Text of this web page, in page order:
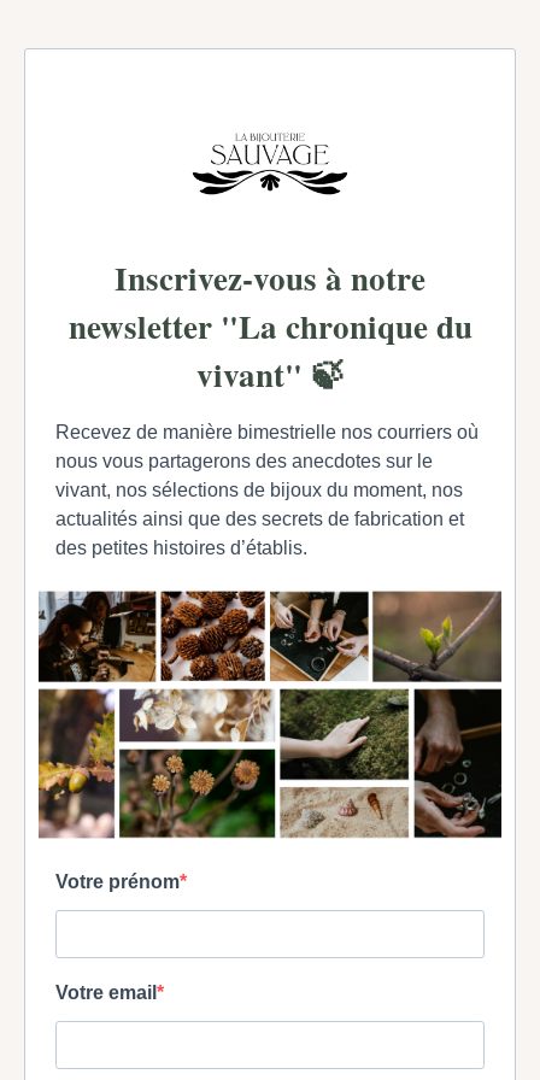
Inscrivez-vous à notre
newsletter "La chronique du
vivant" 🍃
Recevez de manière bimestrielle nos courriers où
nous vous partagerons des anecdotes sur le
vivant, nos sélections de bijoux du moment, nos
actualités ainsi que des secrets de fabrication et
des petites histoires d’établis.
Votre prénom
Votre email